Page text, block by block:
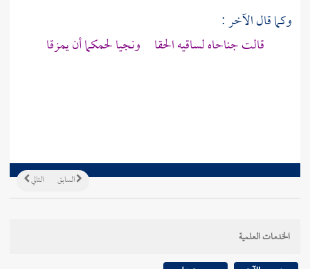
وكما قال الآخر :
قالت جناحاه لساقيه الحقا ونجيا لحمكما أن يمزقا
التالي السابق
الخدمات العلمية